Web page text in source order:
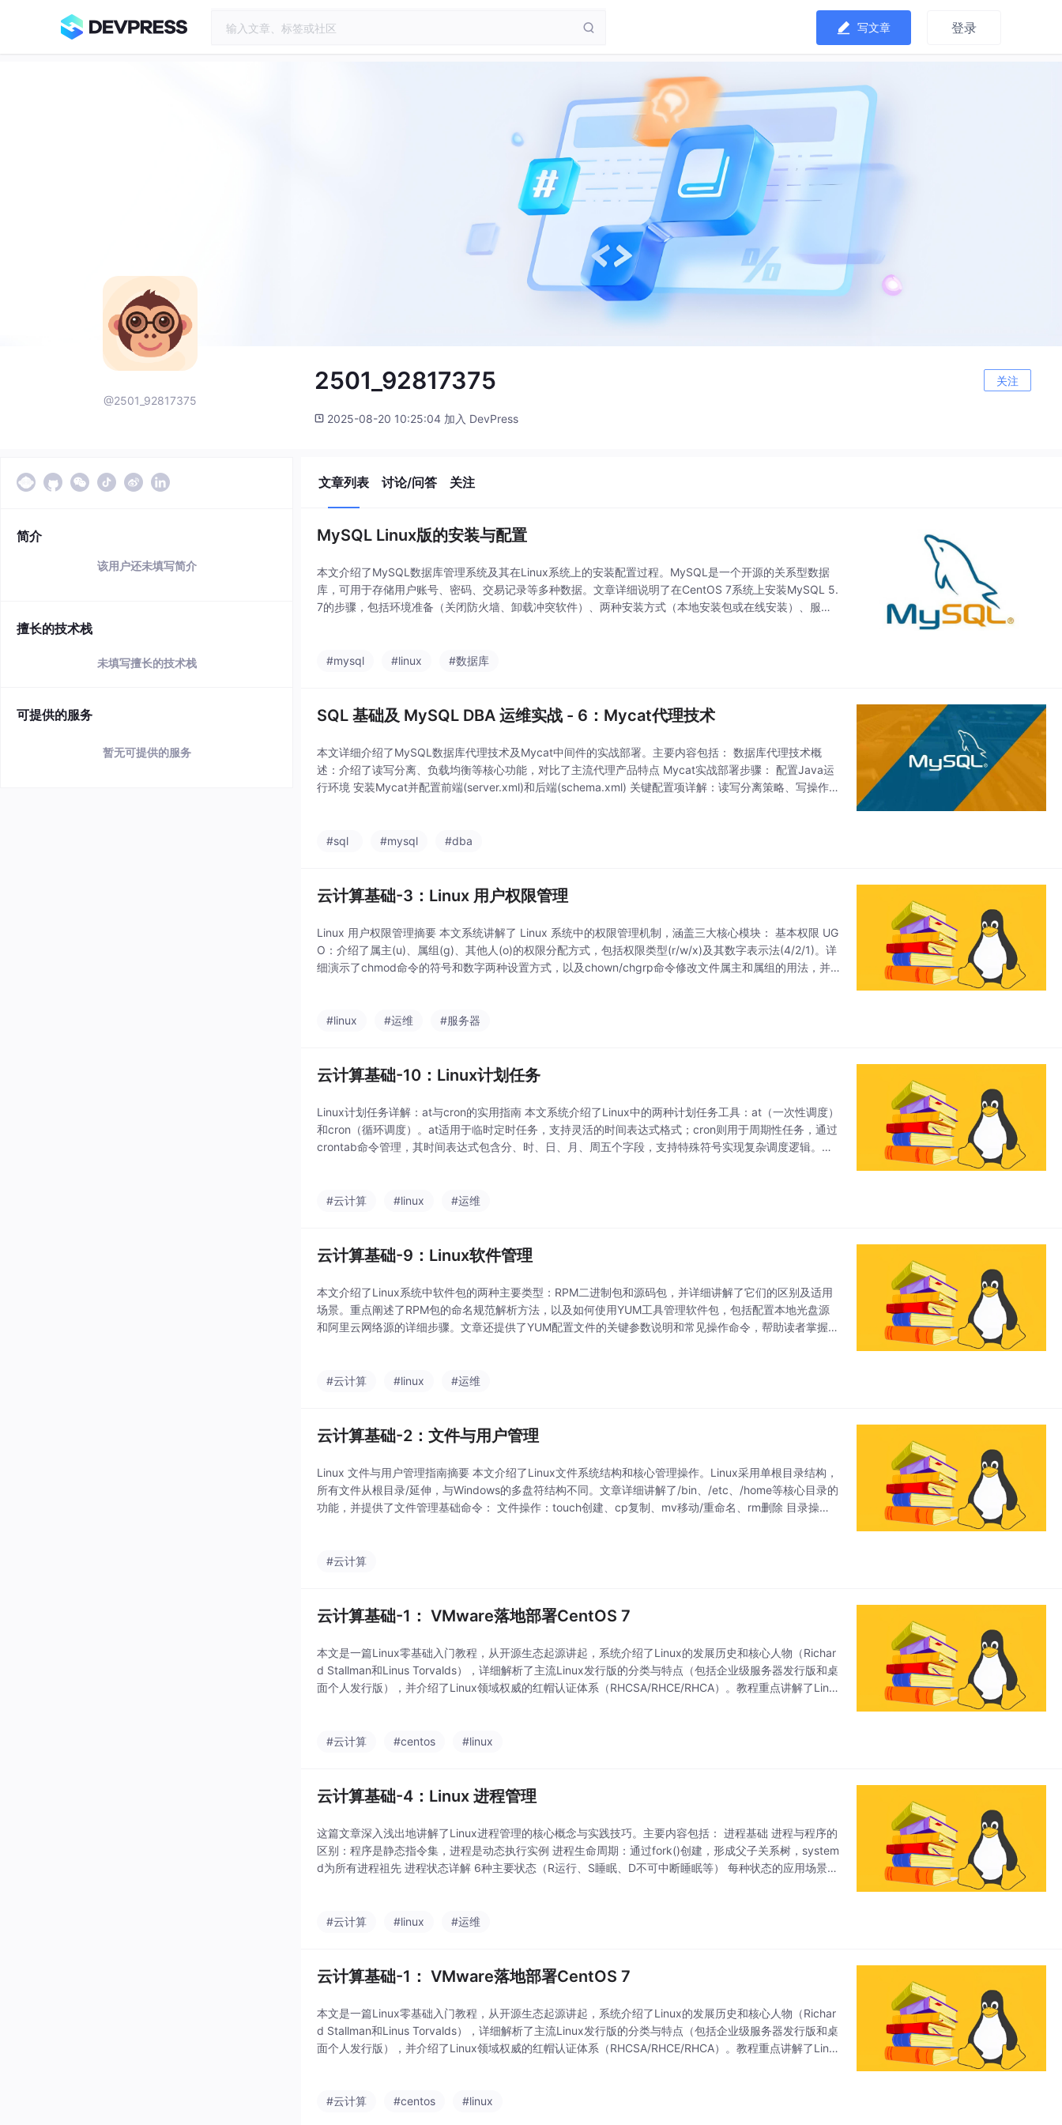
写文章 登录
@2501_92817375
2501_92817375 关注
2025-08-20 10:25:04 加入 DevPress
简介
该用户还未填写简介
擅长的技术栈
未填写擅长的技术栈
可提供的服务
暂无可提供的服务
文章列表 讨论/问答 关注
MySQL Linux版的安装与配置
本文介绍了MySQL数据库管理系统及其在Linux系统上的安装配置过程。MySQL是一个开源的关系型数据
库，可用于存储用户账号、密码、交易记录等多种数据。文章详细说明了在CentOS 7系统上安装MySQL 5.
7的步骤，包括环境准备（关闭防火墙、卸载冲突软件）、两种安装方式（本地安装包或在线安装）、服务
#mysql #linux #数据库
SQL 基础及 MySQL DBA 运维实战 - 6：Mycat代理技术
本文详细介绍了MySQL数据库代理技术及Mycat中间件的实战部署。主要内容包括： 数据库代理技术概
述：介绍了读写分离、负载均衡等核心功能，对比了主流代理产品特点 Mycat实战部署步骤： 配置Java运
行环境 安装Mycat并配置前端(server.xml)和后端(schema.xml) 关键配置项详解：读写分离策略、写操作策
#sql #mysql #dba
云计算基础-3：Linux 用户权限管理
Linux 用户权限管理摘要 本文系统讲解了 Linux 系统中的权限管理机制，涵盖三大核心模块： 基本权限 UG
O：介绍了属主(u)、属组(g)、其他人(o)的权限分配方式，包括权限类型(r/w/x)及其数字表示法(4/2/1)。详
细演示了chmod命令的符号和数字两种设置方式，以及chown/chgrp命令修改文件属主和属组的用法，并
#linux #运维 #服务器
云计算基础-10：Linux计划任务
Linux计划任务详解：at与cron的实用指南 本文系统介绍了Linux中的两种计划任务工具：at（一次性调度）
和cron（循环调度）。at适用于临时定时任务，支持灵活的时间表达式格式；cron则用于周期性任务，通过
crontab命令管理，其时间表达式包含分、时、日、月、周五个字段，支持特殊符号实现复杂调度逻辑。文
#云计算 #linux #运维
云计算基础-9：Linux软件管理
本文介绍了Linux系统中软件包的两种主要类型：RPM二进制包和源码包，并详细讲解了它们的区别及适用
场景。重点阐述了RPM包的命名规范解析方法，以及如何使用YUM工具管理软件包，包括配置本地光盘源
和阿里云网络源的详细步骤。文章还提供了YUM配置文件的关键参数说明和常见操作命令，帮助读者掌握Li
#云计算
#linux #运维
云计算基础-2：文件与用户管理
Linux 文件与用户管理指南摘要 本文介绍了Linux文件系统结构和核心管理操作。Linux采用单根目录结构，
所有文件从根目录/延伸，与Windows的多盘符结构不同。文章详细讲解了/bin、/etc、/home等核心目录的
功能，并提供了文件管理基础命令： 文件操作：touch创建、cp复制、mv移动/重命名、rm删除 目录操
#云计算
云计算基础-1： VMware落地部署CentOS 7
本文是一篇Linux零基础入门教程，从开源生态起源讲起，系统介绍了Linux的发展历史和核心人物（Richar
d Stallman和Linus Torvalds），详细解析了主流Linux发行版的分类与特点（包括企业级服务器发行版和桌
面个人发行版），并介绍了Linux领域权威的红帽认证体系（RHCSA/RHCE/RHCA）。教程重点讲解了Linu
#云计算 #centos #linux
云计算基础-4：Linux 进程管理
这篇文章深入浅出地讲解了Linux进程管理的核心概念与实践技巧。主要内容包括： 进程基础 进程与程序的
区别：程序是静态指令集，进程是动态执行实例 进程生命周期：通过fork()创建，形成父子关系树，system
d为所有进程祖先 进程状态详解 6种主要状态（R运行、S睡眠、D不可中断睡眠等） 每种状态的应用场景及
#云计算 #linux #运维
云计算基础-1： VMware落地部署CentOS 7
本文是一篇Linux零基础入门教程，从开源生态起源讲起，系统介绍了Linux的发展历史和核心人物（Richar
d Stallman和Linus Torvalds），详细解析了主流Linux发行版的分类与特点（包括企业级服务器发行版和桌
面个人发行版），并介绍了Linux领域权威的红帽认证体系（RHCSA/RHCE/RHCA）。教程重点讲解了Linu
#云计算 #centos #linux